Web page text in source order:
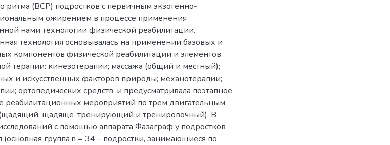
ритма (ВСР) подростков с первичным экзогенно-
ожирением в процессе применения
нами технологии физической реабилитации.
технология основывалась на применении базовых и
компонентов физической реабилитации и элементов
терапии: кинезотерапии; массажа (общий и местный);
и искусственных факторов природы; механотерапии;
ортопедических средств, и предусматривала поэтапное
реабилитационных мероприятий по трем двигательным
щадяще-тренирующий и тренировочный). В
с помощью аппарата Фазаграф у подростков
(основная группа n = 34 – подростки, занимающиеся по